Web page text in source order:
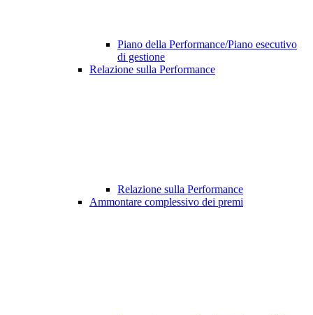
Piano della Performance/Piano esecutivo
di gestione
Relazione sulla Performance
Relazione sulla Performance
Ammontare complessivo dei premi